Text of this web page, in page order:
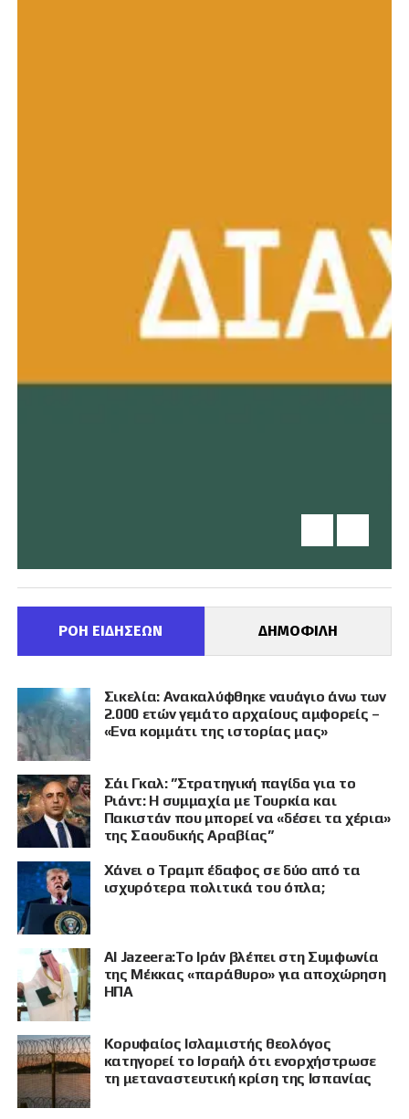
ΠΡΟΒΟΛΗ
ΡΟΗ ΕΙΔΗΣΕΩΝ ΔΗΜΟΦΙΛΗ
Σικελία: Ανακαλύφθηκε ναυάγιο άνω των
2.000 ετών γεμάτο αρχαίους αμφορείς –
«Ενα κομμάτι της ιστορίας μας»
Σάι Γκαλ: ”Στρατηγική παγίδα για το
Ριάντ: Η συμμαχία με Τουρκία και
Πακιστάν που μπορεί να «δέσει τα χέρια»
της Σαουδικής Αραβίας”
Χάνει ο Τραμπ έδαφος σε δύο από τα
ισχυρότερα πολιτικά του όπλα;
Al Jazeera:Το Ιράν βλέπει στη Συμφωνία
της Μέκκας «παράθυρο» για αποχώρηση
ΗΠΑ
Κορυφαίος Ισλαμιστής θεολόγος
κατηγορεί το Ισραήλ ότι ενορχήστρωσε
τη μεταναστευτική κρίση της Ισπανίας